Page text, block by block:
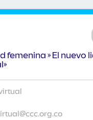
femenina » El nuevo